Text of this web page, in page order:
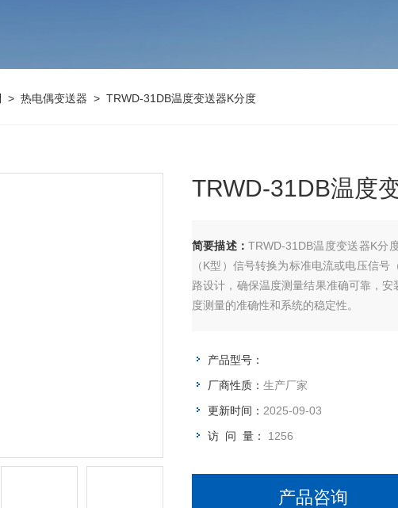
> 热电偶变送器 > TRWD-31DB温度变送器K分度
TRWD-31DB温度
简要描述： TRWD-31DB温度变送器K分
（K型）信号转换为标准电流或电压信
路设计，确保温度测量结果准确可靠，
度测量的准确性和系统的稳定性。
产品型号：
厂商性质： 生产厂家
更新时间： 2025-09-03
访 问 量： 1256
产品咨询